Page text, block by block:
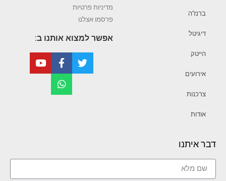
ברנז’ה
דיגיטל
הייטק
אירועים
צרכנות
אודות
מדיניות פרטיות
פרסמו אצלנו
אפשר למצוא אותנו ב:
דבר איתנו